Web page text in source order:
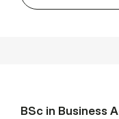
BSc in Busi­ness